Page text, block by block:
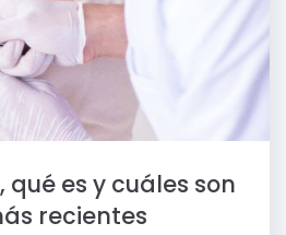
es y cuáles son
recientes